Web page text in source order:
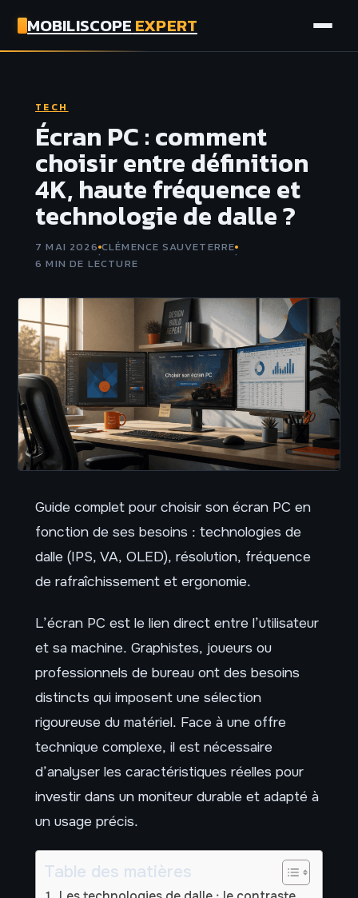
MOBILISCOPEEXPERT
MOTO
ASSURANCE
TECH
TECH
Écran PC : comment
choisir entre définition
4K, haute fréquence et
technologie de dalle ?
7 MAI 2026·CLÉMENCE SAUVETERRE·
6 MIN DE LECTURE
Guide complet pour choisir son écran PC en
fonction de ses besoins : technologies de
dalle (IPS, VA, OLED), résolution, fréquence
de rafraîchissement et ergonomie.
L’écran PC est le lien direct entre l’utilisateur
et sa machine. Graphistes, joueurs ou
professionnels de bureau ont des besoins
distincts qui imposent une sélection
rigoureuse du matériel. Face à une offre
technique complexe, il est nécessaire
d’analyser les caractéristiques réelles pour
investir dans un moniteur durable et adapté à
un usage précis.
Table des matières